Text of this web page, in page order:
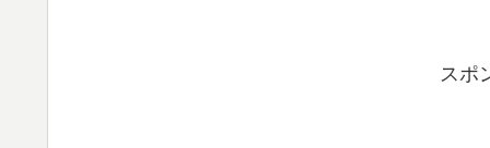
スポ